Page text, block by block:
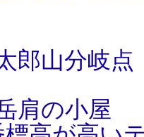
郎山分岐点
肩の小屋